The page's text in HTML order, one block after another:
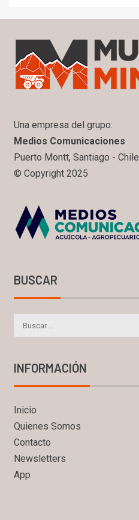
Una empresa del grupo:
Medios Comunicaciones
Puerto Montt, Santiago - Chile
© Copyright 2025
BUSCAR
INFORMACIÓN
Inicio
Quienes Somos
Contacto
Newsletters
App